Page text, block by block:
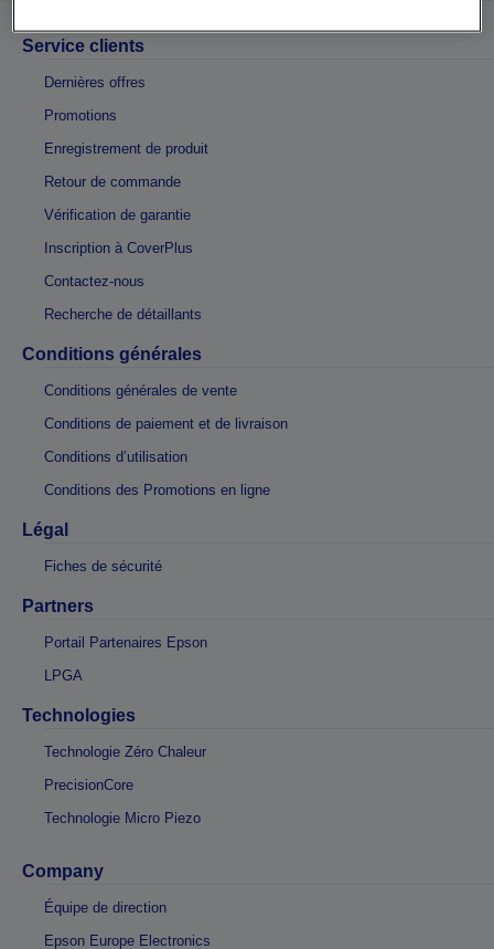
Service clients
Dernières offres
Promotions
Enregistrement de produit
Retour de commande
Vérification de garantie
Inscription à CoverPlus
Contactez-nous
Recherche de détaillants
Conditions générales
Conditions générales de vente
Conditions de paiement et de livraison
Conditions d’utilisation
Conditions des Promotions en ligne
Légal
Fiches de sécurité
Partners
Portail Partenaires Epson
LPGA
Technologies
Technologie Zéro Chaleur
PrecisionCore
Technologie Micro Piezo
Company
Équipe de direction
Epson Europe Electronics